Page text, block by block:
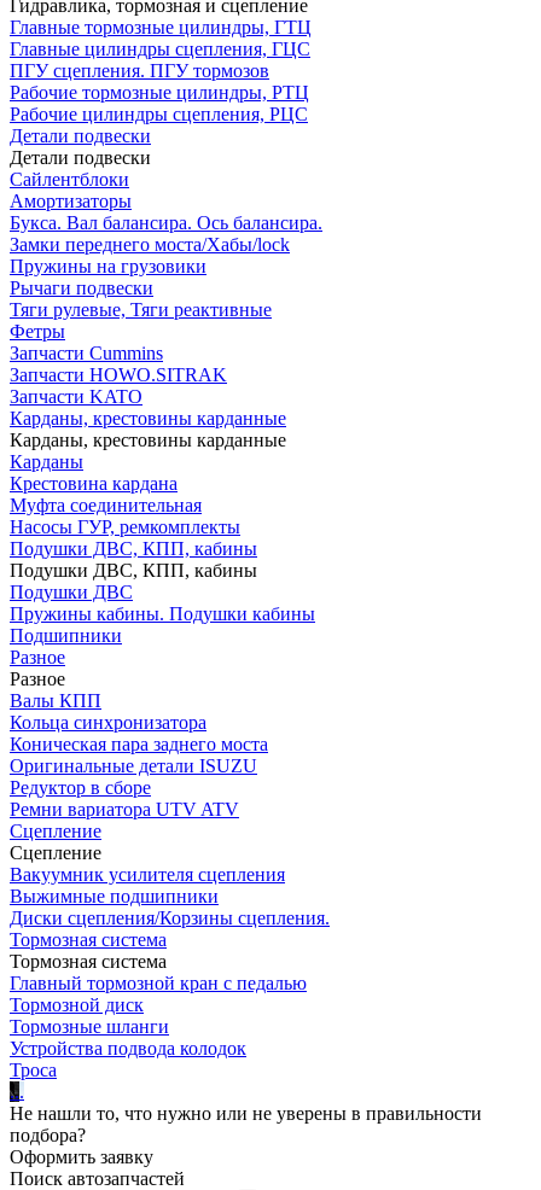
Гидравлика, тормозная и сцепление
Главные тормозные цилиндры, ГТЦ
Главные цилиндры сцепления, ГЦС
ПГУ сцепления. ПГУ тормозов
Рабочие тормозные цилиндры, РТЦ
Рабочие цилиндры сцепления, РЦС
Детали подвески
Детали подвески
Cайлентблоки
Амортизаторы
Букса. Вал балансира. Ось балансира.
Замки переднего моста/Хабы/lock
Пружины на грузовики
Рычаги подвески
Тяги рулевые, Тяги реактивные
Фетры
Запчасти Cummins
Запчасти HOWO.SITRAK
Запчасти KATO
Карданы, крестовины карданные
Карданы, крестовины карданные
Карданы
Крестовина кардана
Муфта соединительная
Насосы ГУР, ремкомплекты
Подушки ДВС, КПП, кабины
Подушки ДВС, КПП, кабины
Подушки ДВС
Пружины кабины. Подушки кабины
Подшипники
Разное
Разное
Валы КПП
Кольца синхронизатора
Коническая пара заднего моста
Оригинальные детали ISUZU
Редуктор в сборе
Ремни вариатора UTV ATV
Сцепление
Сцепление
Вакуумник усилителя сцепления
Выжимные подшипники
Диски сцепления/Корзины сцепления.
Тормозная система
Тормозная система
Главный тормозной кран с педалью
Тормозной диск
Тормозные шланги
Устройства подвода колодок
Троса
...
Не нашли то, что нужно или не уверены в правильности
подбора?
Оформить заявку
Поиск автозапчастей